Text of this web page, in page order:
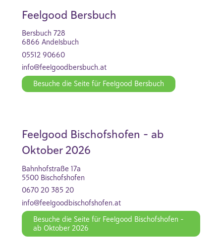
Feelgood Bersbuch
Bersbuch 728
6866 Andelsbuch
05512 90660
info@feelgoodbersbuch.at
Besuche die Seite für Feelgood Bersbuch
Feelgood Bischofshofen - ab
Oktober 2026
Bahnhofstraße 17a
5500 Bischofshofen
0670 20 385 20
info@feelgoodbischofshofen.at
Besuche die Seite für Feelgood Bischofshofen -
ab Oktober 2026